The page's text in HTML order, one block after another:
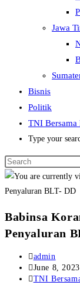
Jawa
Bisnis
Politik
TNI Bersama
Type your
Babinsa
Penyaluran
Post
author:
admin
Post
published:
June 8, 2023
Post
TNI